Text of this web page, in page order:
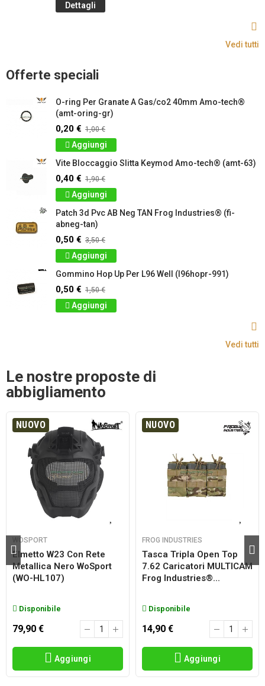
Dettagli
Vedi tutti
Offerte speciali
O-ring Per Granate A Gas/co2 40mm Amo-tech®
(amt-oring-gr)
0,20 € 1,00 €
Aggiungi
Vite Bloccaggio Slitta Keymod Amo-tech® (amt-63)
0,40 € 1,90 €
Aggiungi
Patch 3d Pvc AB Neg TAN Frog Industries® (fi-
abneg-tan)
0,50 € 3,50 €
Aggiungi
Gommino Hop Up Per L96 Well (l96hopr-991)
0,50 € 1,50 €
Aggiungi
Vedi tutti
Le nostre proposte di
abbigliamento
NUOVO
WOSPORT
Elmetto W23 Con Rete
Metallica Nero WoSport
(WO-HL107)
Disponibile
79,90 €
Aggiungi
NUOVO
FROG INDUSTRIES
Tasca Tripla Open Top
7.62 Caricatori MULTICAM
Frog Industries®...
Disponibile
14,90 €
Aggiungi